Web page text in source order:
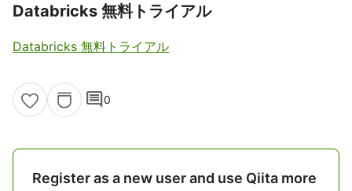
Databricks 無料トライアル
Databricks 無料トライアル
comment0
Register as a new user and use Qiita more